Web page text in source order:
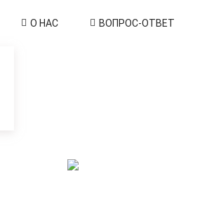
О НАС ВОПРОС-ОТВЕТ